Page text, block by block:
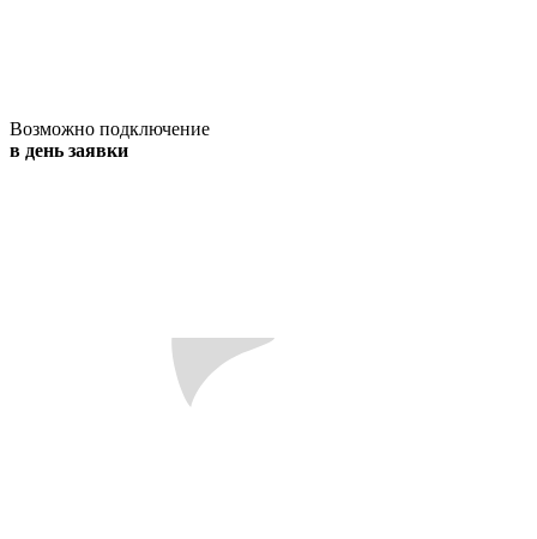
Возможно подключение
в день заявки